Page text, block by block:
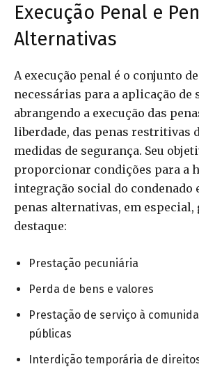
Execução Penal e
Alternativas
A execução penal é o conjunto
necessárias para a aplicação de
abrangendo a execução das
liberdade, das penas restritivas
medidas de segurança. Seu
proporcionar condições para a
integração social do condenado
penas alternativas, em especial,
destaque:
Prestação pecuniária
Perda de bens e valores
Prestação de serviço à
públicas
Interdição temporária de